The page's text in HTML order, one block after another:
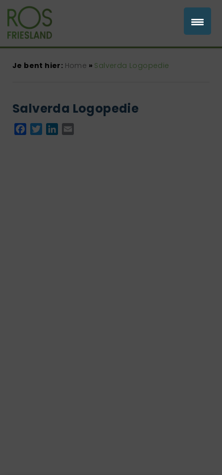
Je bent hier: Home » Salverda Logopedie
Salverda Logopedie
Facebook
TwitterLinkedIn